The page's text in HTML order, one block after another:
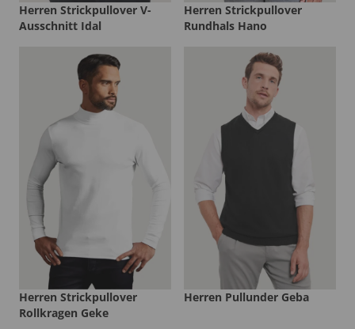
Herren Strickpullover V-
Ausschnitt Idal
Herren Strickpullover
Rundhals Hano
Herren Strickpullover
Rollkragen Geke
Herren Pullunder Geba